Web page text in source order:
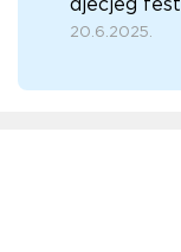
dječjeg
20.6.2025.